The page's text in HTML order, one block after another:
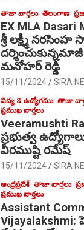
తాజా వార్తలు తెలంగాణ
EX MLA Dasari
శ్రీ లక్ష్మీ
మనోహర్ రెడ్డి
15/11/2024 SIRA
విద్య & ఉద్యోగము తాజా
ప్రముఖ వార్తలు
Veeramushti
ప్రభుత్వ
వీరముష్టి రమేష్
15/11/2024 SIRA
ఆంధ్రప్రదేశ్ తాజా వార్తలు
ప్రముఖ వార్తలు
Assistant
Vijayalakshmi: